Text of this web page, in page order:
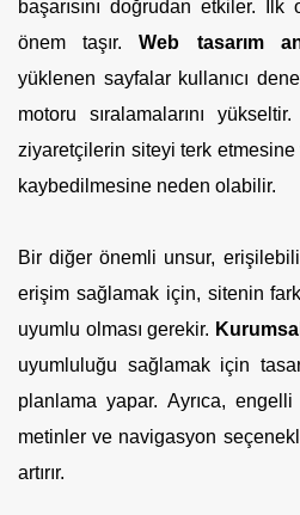
başarısını doğrudan etkiler.
önem taşır.Web tasarım
yüklenen sayfalar kullanıcı
motoru sıralamalarını
ziyaretçilerin siteyi terk
kaybedilmesine neden olabilir.
Bir diğer önemli unsur,
erişim sağlamak için, sitenin
uyumlu olması gerekir.
uyumluluğu sağlamak için
planlama yapar. Ayrıca,
metinler ve navigasyon
artırır.